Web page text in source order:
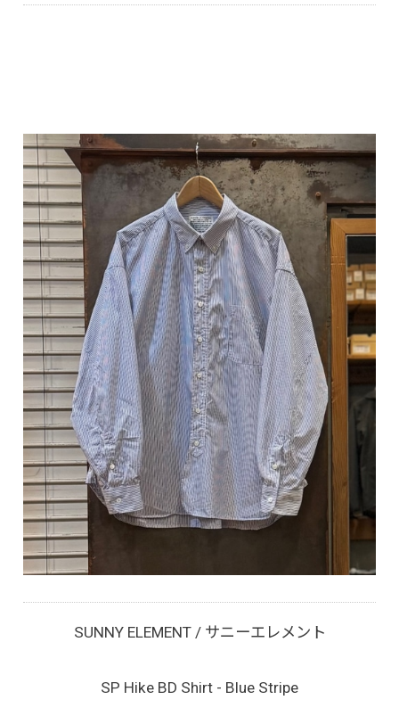
SUNNY ELEMENT / サニーエレメント
SP Hike BD Shirt - Blue Stripe